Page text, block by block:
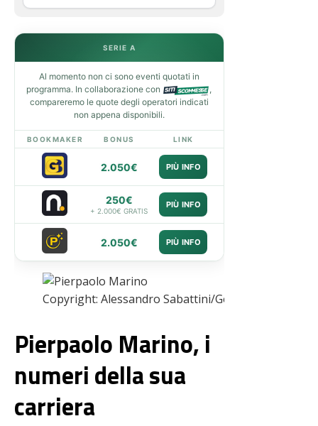
SERIE A
Al momento non ci sono eventi quotati in
programma. In collaborazione con
,
compareremo le quote degli operatori indicati
non appena disponibili.
BOOKMAKER BONUS LINK
2.050€ PIÙ INFO
250€
+ 2.000€ GRATIS
PIÙ INFO
2.050€ PIÙ INFO
Copyright: Alessandro Sabattini/Getty Images – Via
Pierpaolo Marino, i
numeri della sua
carriera